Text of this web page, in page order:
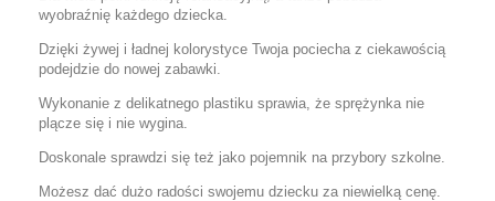
wyobraźnię każdego dziecka.
Dzięki żywej i ładnej kolorystyce Twoja pociecha z ciekawością
podejdzie do nowej zabawki.
Wykonanie z delikatnego plastiku sprawia, że sprężynka nie
plącze się i nie wygina.
Doskonale sprawdzi się też jako pojemnik na przybory szkolne.
Możesz dać dużo radości swojemu dziecku za niewielką cenę.